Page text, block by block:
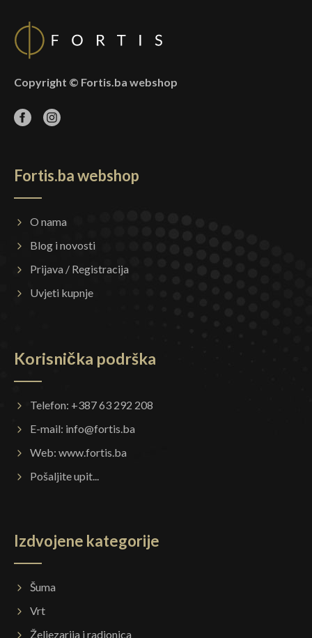
Copyright © Fortis.ba webshop
Fortis.ba webshop
O nama
Blog i novosti
Prijava / Registracija
Uvjeti kupnje
Korisnička podrška
Telefon: +387 63 292 208
E-mail: info@fortis.ba
Web: www.fortis.ba
Pošaljite upit...
Izdvojene kategorije
Šuma
Vrt
Željezarija i radionica